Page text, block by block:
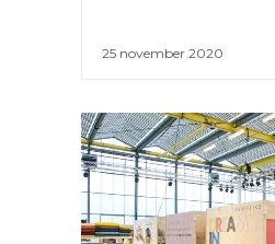
25 november 2020